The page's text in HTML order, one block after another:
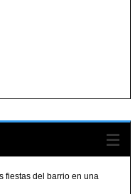
fiestas del barrio en una